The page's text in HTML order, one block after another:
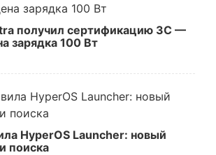
получил сертификацию 3C —
зарядка 100 Вт
HyperOS Launcher: новый
поиска